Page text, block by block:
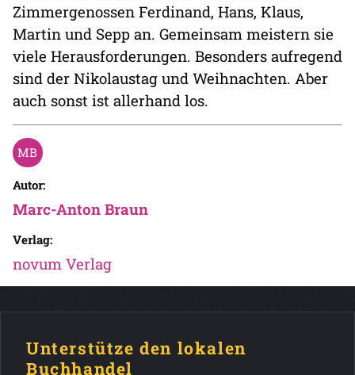
Zimmergenossen Ferdinand, Hans, Klaus,
Martin und Sepp an. Gemeinsam meistern sie
viele Herausforderungen. Besonders aufregend
sind der Nikolaustag und Weihnachten. Aber
auch sonst ist allerhand los.
Autor:
Marc-Anton Braun
Verlag:
novum Verlag
Unterstütze den lokalen
Buchhandel